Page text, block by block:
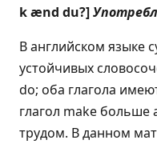
k ænd du?]
В английском языке
устойчивых
do; оба глагола
глагол make больше
трудом. В данном